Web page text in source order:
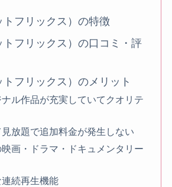
トフリックス）の特徴
トフリックス）の口コミ・評
フリックス）のメリット
ル作品が充実していてクオリテ
放題で追加料金が発生しない
画・ドラマ・ドキュメンタリー
続再生機能